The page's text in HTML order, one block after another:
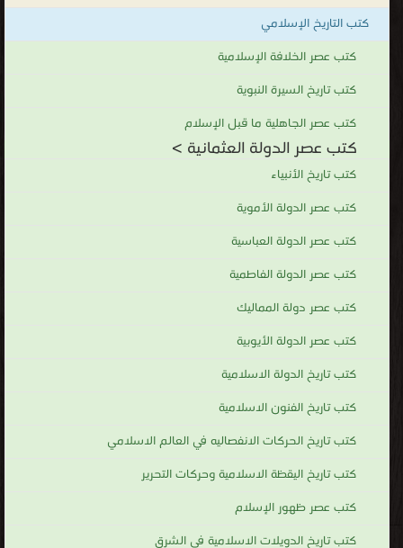
كتب التاريخ الإسلامي
كتب عصر الخلافة الإسلامية
كتب تاريخ السيرة النبوية
كتب عصر الجاهلية ما قبل الإسلام
كتب عصر الدولة العثمانية >
كتب تاريخ الأنبياء
كتب عصر الدولة الأموية
كتب عصر الدولة العباسية
كتب عصر الدولة الفاطمية
كتب عصر دولة المماليك
كتب عصر الدولة الأيوبية
كتب تاريخ الدولة الاسلامية
كتب تاريخ الفنون الاسلامية
كتب تاريخ الحركات الانفصاليه في العالم الاسلامي
كتب تاريخ اليقظة الاسلامية وحركات التحرير
كتب عصر ظهور الإسلام
كتب تاريخ الدويلات الاسلامية في الشرق